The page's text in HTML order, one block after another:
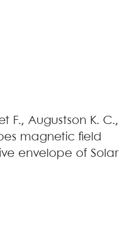
F.,Augustson K. C.,
magnetic field
envelope of Solar